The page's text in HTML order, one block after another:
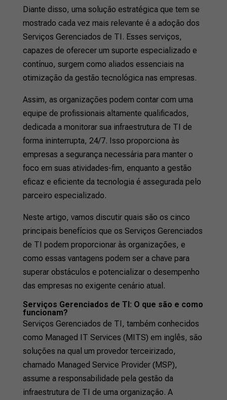
Diante disso, uma solução estratégica que tem se
mostrado cada vez mais relevante é a adoção dos
Serviços Gerenciados de TI. Esses serviços,
capazes de oferecer um suporte especializado e
contínuo, surgem como aliados essenciais na
otimização da gestão tecnológica nas empresas.
Assim, as organizações podem contar com uma
equipe de profissionais altamente qualificados,
dedicada a monitorar sua infraestrutura de TI de
forma ininterrupta, 24/7. Isso proporciona às
empresas a segurança necessária para manter o
foco em suas atividades-fim, enquanto a gestão
eficaz e eficiente da tecnologia é assegurada pelo
parceiro especializado.
Neste artigo, vamos discutir quais são os cinco
principais benefícios que os Serviços Gerenciados
de TI podem proporcionar às organizações, e
como essas vantagens podem ser a chave para
superar obstáculos e potencializar o desempenho
das empresas no exigente cenário atual.
Serviços Gerenciados de TI: O que são e como
funcionam?
Serviços Gerenciados de TI, também conhecidos
como Managed IT Services (MITS) em inglês, são
soluções na qual um provedor terceirizado,
chamado Managed Service Provider (MSP),
assume a responsabilidade pela gestão da
infraestrutura de TI de uma organização. A